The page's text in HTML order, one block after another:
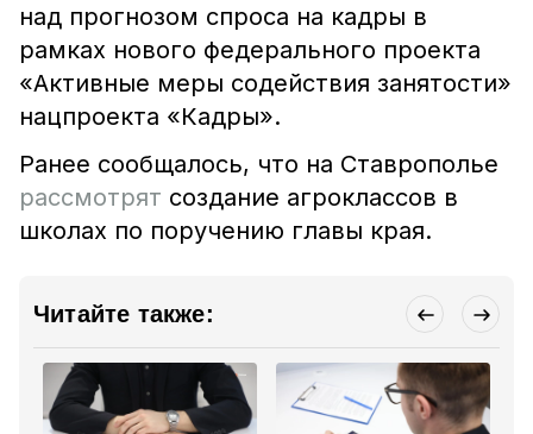
над прогнозом спроса на кадры в
рамках нового федерального проекта
«Активные меры содействия занятости»
нацпроекта «Кадры».
Ранее сообщалось, что на Ставрополье
рассмотрят создание агроклассов в
школах по поручению главы края.
Читайте также: